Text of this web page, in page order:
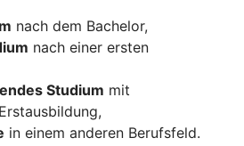
nach dem Bachelor,
nach einer ersten
Studium mit
in einem anderen Berufsfeld.